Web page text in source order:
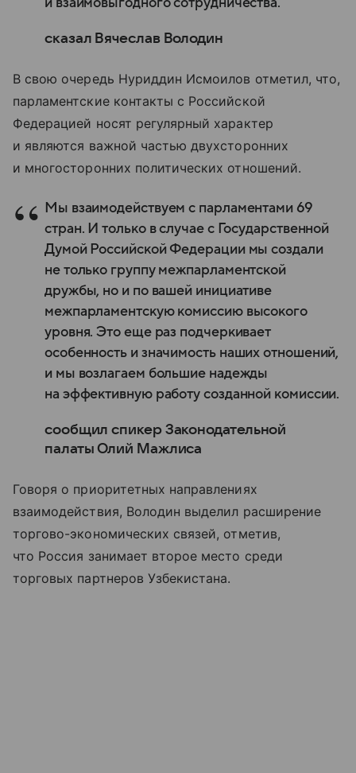
сказал Вячеслав Володин
В свою очередь Нуриддин Исмоилов отметил, что,
парламентские контакты с Российской
Федерацией носят регулярный характер
и являются важной частью двухсторонних
и многосторонних политических отношений.
Мы взаимодействуем с парламентами 69
стран. И только в случае с Государственной
Думой Российской Федерации мы создали
не только группу межпарламентской
дружбы, но и по вашей инициативе
межпарламентскую комиссию высокого
уровня. Это еще раз подчеркивает
особенность и значимость наших отношений,
и мы возлагаем большие надежды
на эффективную работу созданной комиссии.
сообщил спикер Законодательной
палаты Олий Мажлиса
Говоря о приоритетных направлениях
взаимодействия, Володин выделил расширение
торгово-экономических связей, отметив,
что Россия занимает второе место среди
торговых партнеров Узбекистана.